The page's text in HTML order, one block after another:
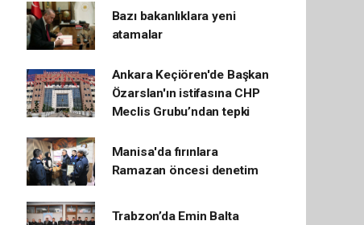
Bazı bakanlıklara yeni
atamalar
Ankara Keçiören'de Başkan
Özarslan'ın istifasına CHP
Meclis Grubu’ndan tepki
Manisa'da fırınlara
Ramazan öncesi denetim
Trabzon’da Emin Balta